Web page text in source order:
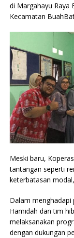
di Margahayu Raya
Kecamatan
Meski baru,
tantangan seperti
keterbatasan
Dalam menghadapi
Hamidah dan tim
melaksanakan
dengan dukungan